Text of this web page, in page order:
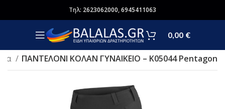
Τηλ: 2623062000,6945411063
0,00 €
ΠΑΝΤΕΛΟΝΙ ΚΟΛΑΝ ΓΥΝΑΙΚΕΙΟ – Κ05044 Pentagon